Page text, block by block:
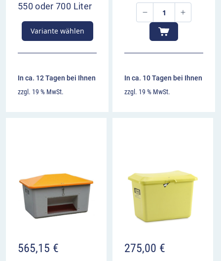
550 oder 700 Liter
Variante wählen
In ca. 12 Tagen bei Ihnen
zzgl. 19 % MwSt.
In ca. 10 Tagen bei Ihnen
zzgl. 19 % MwSt.
565,15 € 275,00 €